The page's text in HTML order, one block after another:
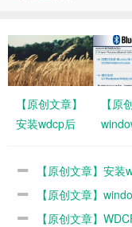
【原创文章】
安装wdcp后
testing 123页
决办法
【原
顿到
的原
办法
【原创文章】安
决办法【原创文章】
解决办法【原创文章】